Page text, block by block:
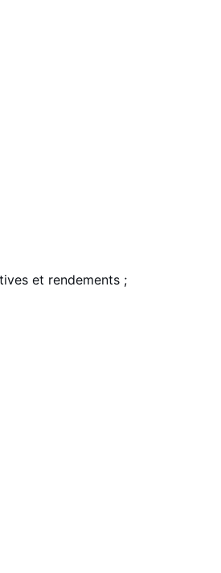
et rendements ;